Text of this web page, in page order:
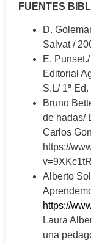
FUENTES
D.
Salvat /
E.
Editorial
S.L/ 1ª
Bruno
de hadas/
Carlos
https://
Alberto
https://
Laura
una